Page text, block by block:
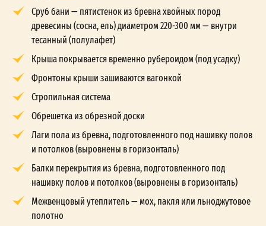
Сруб бани — пятистенок из бревна хвойных пород
древесины (сосна, ель) диаметром 220-300 мм — внутри
тесанный (полулафет)
Крыша покрывается временно рубероидом (под усадку)
Фронтоны крыши зашиваются вагонкой
Стропильная система
Обрешетка из обрезной доски
Лаги пола из бревна, подготовленного под нашивку полов
и потолков (выровнены в горизонталь)
Балки перекрытия из бревна, подготовленного под
нашивку полов и потолков (выровнены в горизонталь)
Межвенцовый утеплитель — мох, пакля или льноджутовое
полотно